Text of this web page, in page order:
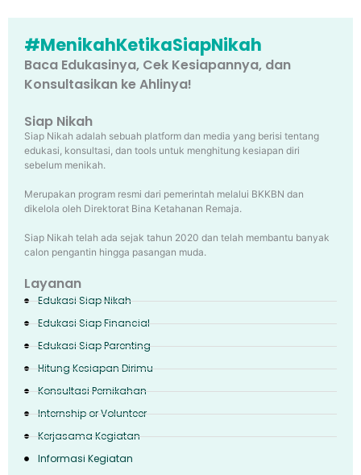
#MenikahKetikaSiapNikah
Baca Edukasinya, Cek Kesiapannya, dan
Konsultasikan ke Ahlinya!
Siap Nikah
Siap Nikah adalah sebuah platform dan media yang berisi tentang
edukasi, konsultasi, dan tools untuk menghitung kesiapan diri
sebelum menikah.
Merupakan program resmi dari pemerintah melalui BKKBN dan
dikelola oleh Direktorat Bina Ketahanan Remaja.
Siap Nikah telah ada sejak tahun 2020 dan telah membantu banyak
calon pengantin hingga pasangan muda.
Layanan
Edukasi Siap Nikah
Edukasi Siap Financial
Edukasi Siap Parenting
Hitung Kesiapan Dirimu
Konsultasi Pernikahan
Internship or Volunteer
Kerjasama Kegiatan
Informasi Kegiatan